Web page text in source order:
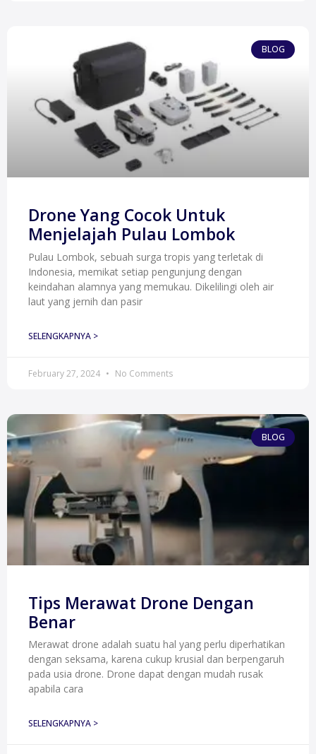
BLOG
Drone Yang Cocok Untuk
Menjelajah Pulau Lombok
Pulau Lombok, sebuah surga tropis yang terletak di
Indonesia, memikat setiap pengunjung dengan
keindahan alamnya yang memukau. Dikelilingi oleh air
laut yang jernih dan pasir
SELENGKAPNYA >
February 27, 2024 No Comments
BLOG
Tips Merawat Drone Dengan
Benar
Merawat drone adalah suatu hal yang perlu diperhatikan
dengan seksama, karena cukup krusial dan berpengaruh
pada usia drone. Drone dapat dengan mudah rusak
apabila cara
SELENGKAPNYA >